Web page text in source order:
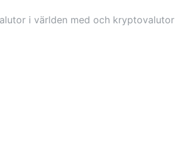
i världen med och kryptovalutor